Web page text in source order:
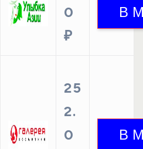
0
₽
25
2.
0